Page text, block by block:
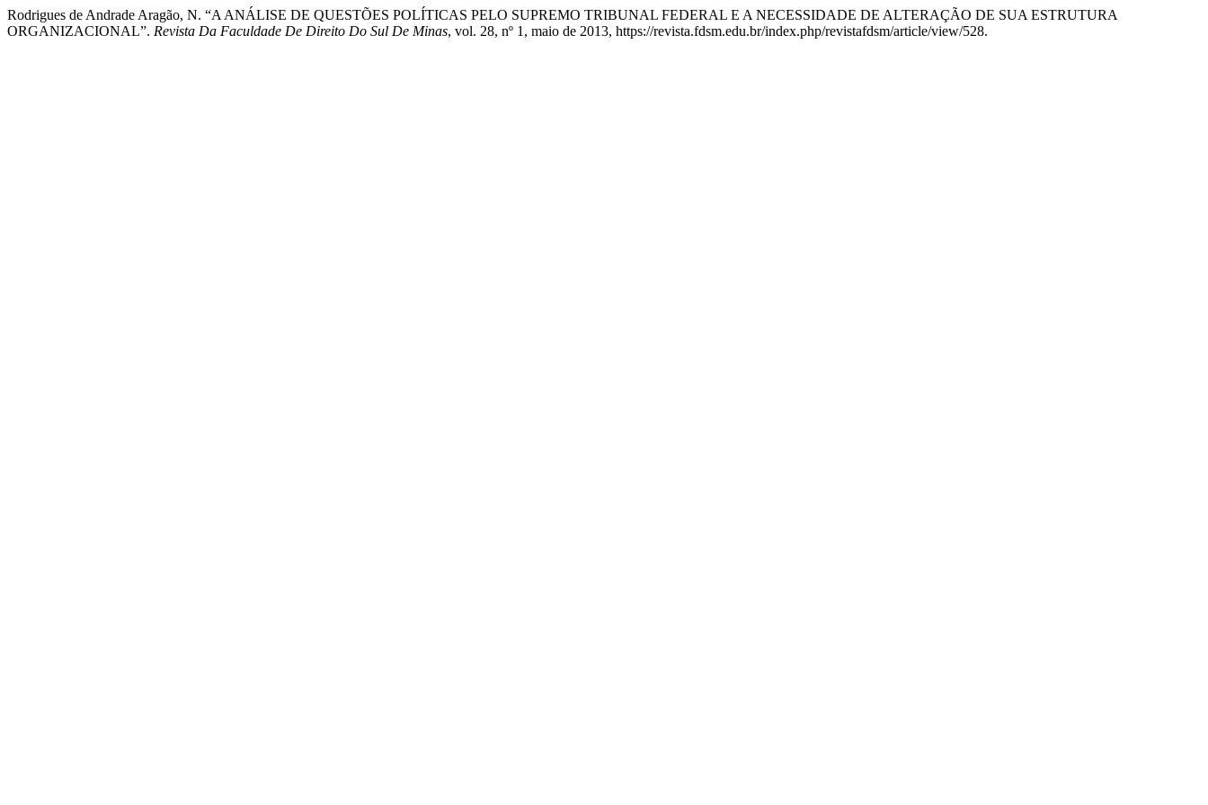
Rodrigues de Andrade Aragão, N. “A ANÁLISE DE QUESTÕES POLÍTICAS PELO SUPREMO TRIBUNAL FEDERAL E A NECESSIDADE DE ALTERAÇÃO DE SUA ESTRUTURA
ORGANIZACIONAL”. Revista Da Faculdade De Direito Do Sul De Minas, vol. 28, nº 1, maio de 2013, https://revista.fdsm.edu.br/index.php/revistafdsm/article/view/528.